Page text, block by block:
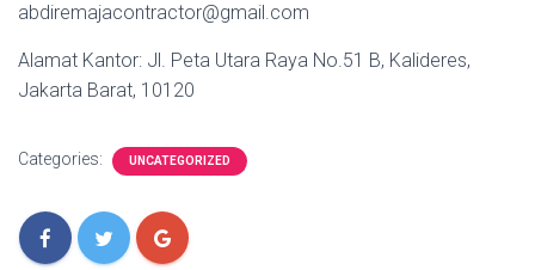
abdiremajacontractor@gmail.com
Alamat Kantor: Jl. Peta Utara Raya No.51 B, Kalideres,
Jakarta Barat, 10120
Categories: UNCATEGORIZED